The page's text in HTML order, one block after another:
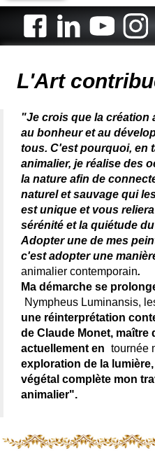
L'Art
"Je crois que la création
au bonheur et au
tous. C'est pourquoi, en
animalier, je réalise des
la nature afin de
naturel et sauvage qui
est unique et vous
sérénité et la quiétude
Adopter une de mes
c'est adopter une
animalier contemporain.
Ma démarche se
Nympheus Luminansis,
une réinterprétation
de Claude Monet,
actuellement en tournée
exploration de la
végétal complète mon
animalier".